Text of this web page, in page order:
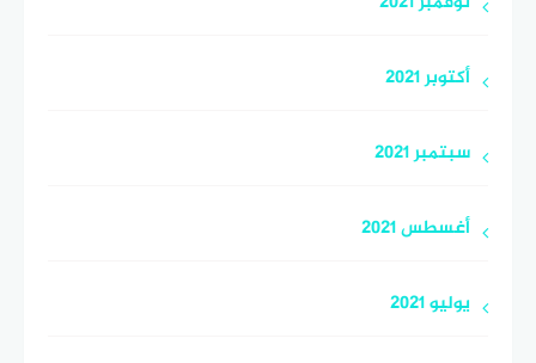
أكتوبر 2021
سبتمبر 2021
أغسطس 2021
يوليو 2021